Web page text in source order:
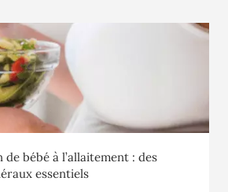
bébé à l’allaitement : des
essentiels